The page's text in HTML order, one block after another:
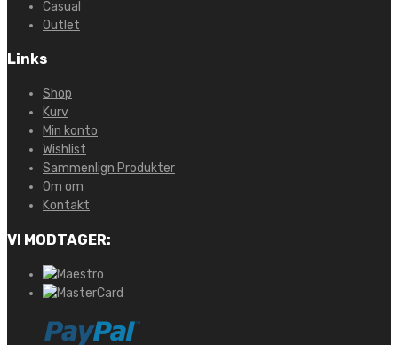
Casual
Outlet
Links
Shop
Kurv
Min konto
Wishlist
Sammenlign Produkter
Om om
Kontakt
VI MODTAGER: